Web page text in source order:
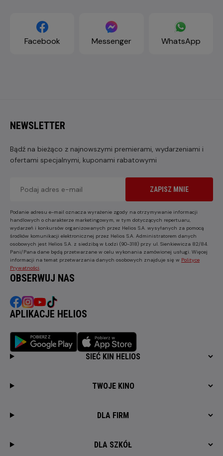
Facebook Messenger WhatsApp
NEWSLETTER
Bądź na bieżąco z najnowszymi premierami, wydarzeniami i
ofertami specjalnymi, kuponami rabatowymi
ZAPISZ MNIE
Podanie adresu e-mail oznacza wyrażenie zgody na otrzymywanie informacji
handlowych o charakterze marketingowym, w tym dotyczących repertuaru,
wydarzeń i konkursów organizowanych przez Helios S.A. wysyłanych za pomocą
środków komunikacji elektronicznej przez Helios S.A. Administratorem danych
osobowych jest Helios S.A. z siedzibą w Łodzi (90-318) przy ul. Sienkiewicza 82/84.
Pani/Pana dane będą przetwarzane w celu wykonania zamówionej usługi. Więcej
informacji na temat przetwarzania danych osobowych znajduje się w Polityce
Prywatności
OBSERWUJ NAS
APLIKACJE HELIOS
SIEĆ KIN HELIOS
TWOJE KINO
DLA FIRM
DLA SZKÓŁ